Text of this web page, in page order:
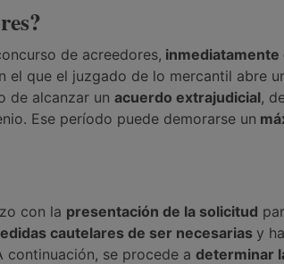
de acreedores, inmediatamente
el que el juzgado de lo mercantil abre
de alcanzar un acuerdo extrajudicial,
Ese período puede demorarse un
con la presentación de la solicitud
cautelares de ser necesarias y
continuación, se procede a determinar